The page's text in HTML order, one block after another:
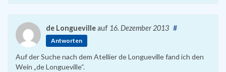
de Longuevilleauf 16. Dezember 2013 #
Antworten
Auf der Suche nach dem Atellier de Longueville fand ich den
Wein „de Longueville“.